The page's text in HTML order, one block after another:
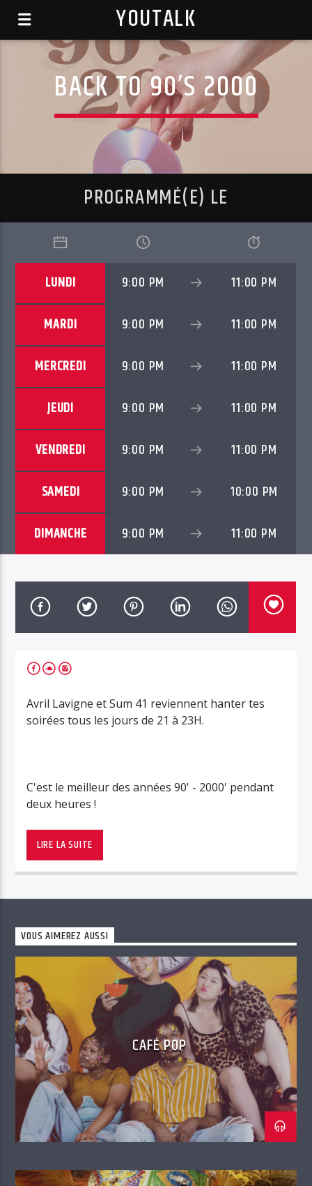
YOUTALK
BACK TO 90’S 2000
PROGRAMMÉ(E) LE
LUNDI 9:00 PM 11:00 PM
MARDI 9:00 PM 11:00 PM
MERCREDI 9:00 PM 11:00 PM
JEUDI 9:00 PM 11:00 PM
VENDREDI 9:00 PM 11:00 PM
SAMEDI 9:00 PM 10:00 PM
DIMANCHE 9:00 PM 11:00 PM
Avril Lavigne et Sum 41 reviennent hanter tes
soirées tous les jours de 21 à 23H.
C'est le meilleur des années 90' - 2000' pendant
deux heures !
C’est le meilleur des années 90′ – 2000′ pendant deux
LIRE LA SUITE
VOUS AIMEREZ AUSSI
CAFÉ POP